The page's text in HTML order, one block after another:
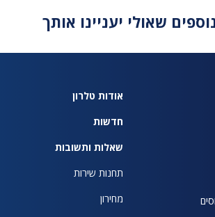
שאולי יעניינו אותך
אודות טלרון
חדשות
שאלות ותשובות
תחנות שירות
מחירון